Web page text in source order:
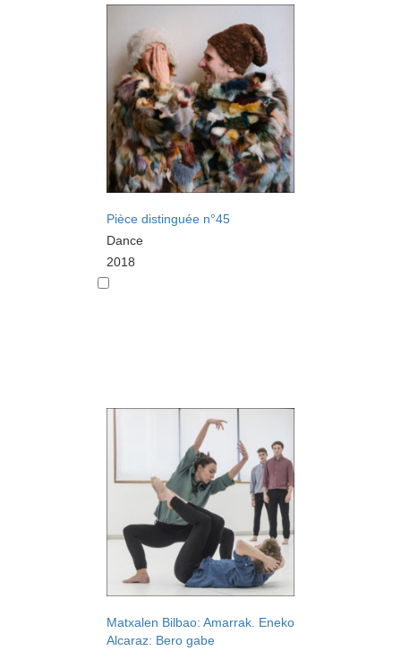
Pièce distinguée n°45
Dance
2018
Matxalen Bilbao: Amarrak. Eneko
Alcaraz: Bero gabe